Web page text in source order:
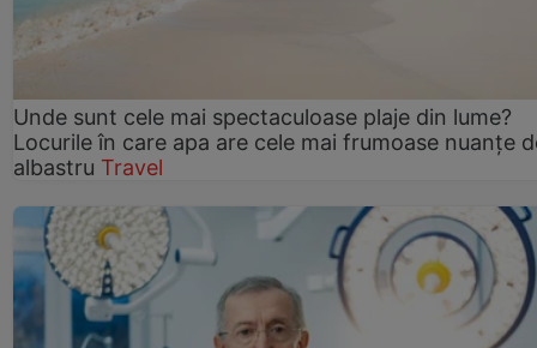
Unde sunt cele mai spectaculoase plaje din lume?
Locurile în care apa are cele mai frumoase nuanțe
albastru Travel